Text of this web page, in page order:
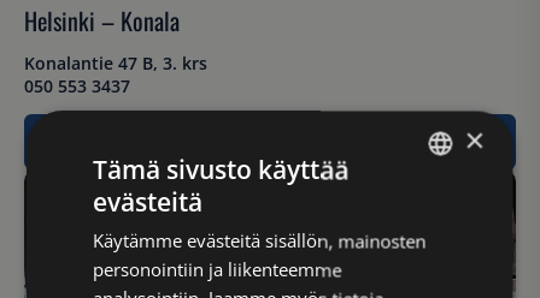
Helsinki – Konala
Konalantie 47 B, 3. krs
050 553 3437
ENGLISH
×
Tämä sivusto käyttää
evästeitä
Käytämme evästeitä sisällön, mainosten
personointiin ja liikenteemme